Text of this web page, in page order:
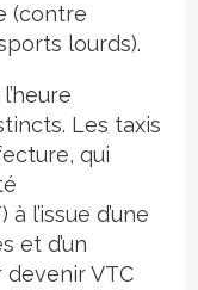
(contre
lourds).
Les taxis
qui
l’issue d’une
et d’un
devenir VTC